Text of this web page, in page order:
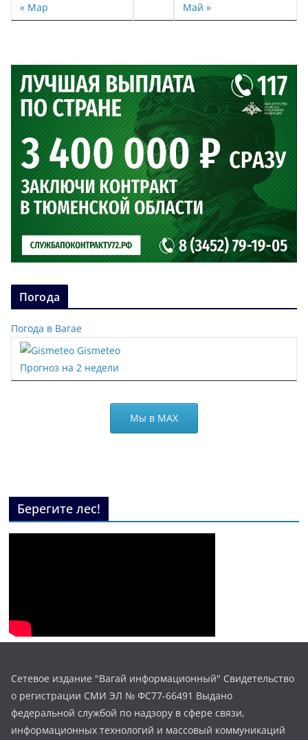
« Мар Май »
Погода
Погода в Вагае
Gismeteo
Прогноз на 2 недели
Мы в МАХ
Берегите лес!
Сетевое издание "Вагай информационный" Свидетельство
о регистрации СМИ ЭЛ № ФС77-66491 Выдано
федеральной службой по надзору в сфере связи,
информационных технологий и массовый коммуникаций